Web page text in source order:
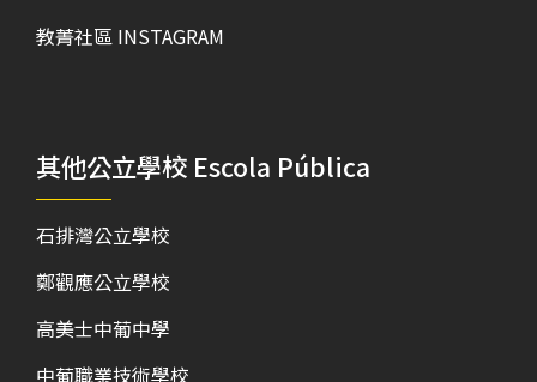
教菁社區 INSTAGRAM
其他公立學校 Escola Pública
石排灣公立學校
鄭觀應公立學校
高美士中葡中學
中葡職業技術學校